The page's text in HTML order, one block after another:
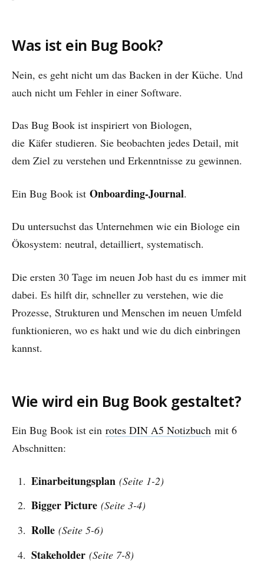
Was ist ein Bug Book?
Nein, es geht nicht um das Backen in der Küche. Und
auch nicht um Fehler in einer Software.
Das Bug Book ist inspiriert von Biologen,
die Käfer studieren. Sie beobachten jedes Detail, mit
dem Ziel zu verstehen und Erkenntnisse zu gewinnen.
Ein Bug Book ist Onboarding-Journal.
Du untersuchst das Unternehmen wie ein Biologe ein
Ökosystem: neutral, detailliert, systematisch.
Die ersten 30 Tage im neuen Job hast du es immer mit
dabei. Es hilft dir, schneller zu verstehen, wie die
Prozesse, Strukturen und Menschen im neuen Umfeld
funktionieren, wo es hakt und wie du dich einbringen
kannst.
Wie wird ein Bug Book gestaltet?
Ein Bug Book ist ein rotes DIN A5 Notizbuch mit 6
Abschnitten:
Einarbeitungsplan (Seite 1-2)
Bigger Picture (Seite 3-4)
Rolle (Seite 5-6)
Stakeholder (Seite 7-8)